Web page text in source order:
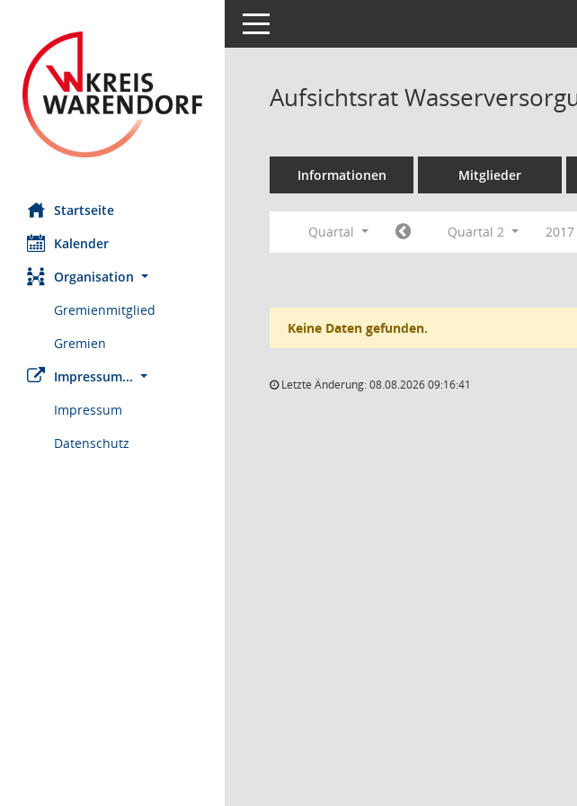
Startseite
Kalender
Organisation
Gremienmitglied
Gremien
Impressum...
Impressum
Datenschutz
Toggle navigation
Aufsichtsrat
Informationen Mitglieder
Quartal Quartal 2 2017
Keine Daten gefunden.
Letzte Änderung: 08.08.2026 09:16:41